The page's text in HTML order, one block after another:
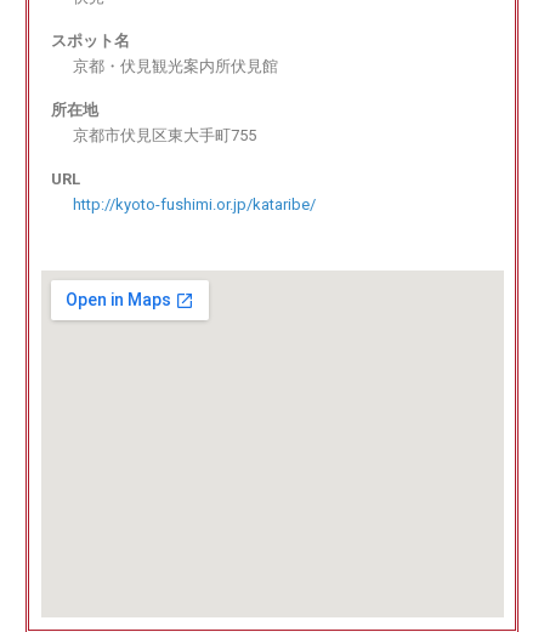
スポット名
京都・伏見観光案内所伏見館
所在地
京都市伏見区東大手町755
URL
http://kyoto-fushimi.or.jp/kataribe/